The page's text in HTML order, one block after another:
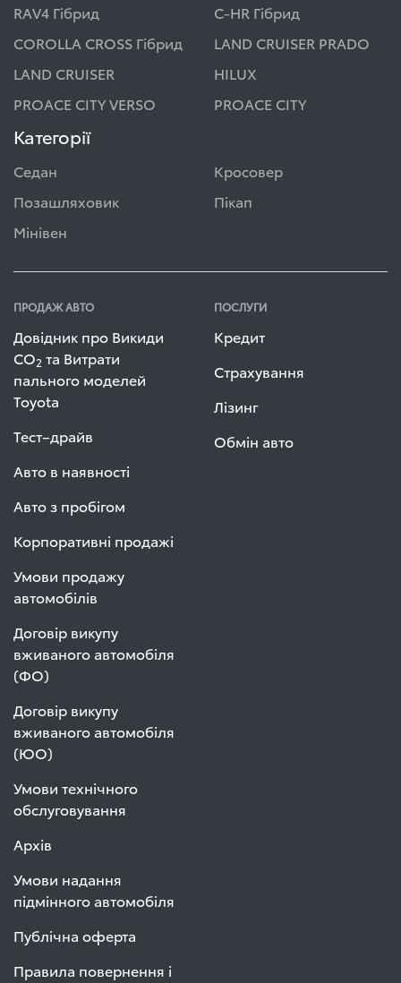
RAV4 Гібрид
C-HR Гібрид
COROLLA CROSS Гібрид
LAND CRUISER PRADO
LAND CRUISER
HILUX
PROACE CITY VERSO
PROACE CITY
Категорії
Седан
Кросовер
Позашляховик
Пікап
Мінівен
ПРОДАЖ АВТО
Довідник про Викиди
СО2 та Витрати
пального моделей
Toyota
Тест–драйв
Авто в наявності
Авто з пробігом
Корпоративні продажі
Умови продажу
автомобілів
Договір викупу
вживаного автомобіля
(ФО)
Договір викупу
вживаного автомобіля
(ЮО)
Умови технічного
обслуговування
Архів
Умови надання
підмінного автомобіля
Публічна оферта
Правила повернення і
ПОСЛУГИ
Кредит
Страхування
Лізинг
Обмін авто